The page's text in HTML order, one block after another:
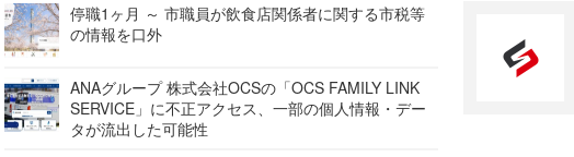
停職1ヶ月 ～ 市職員が飲食店関係者に関する市税等
の情報を口外
ANAグループ 株式会社OCSの「OCS FAMILY LINK
SERVICE」に不正アクセス、一部の個人情報・デー
タが流出した可能性